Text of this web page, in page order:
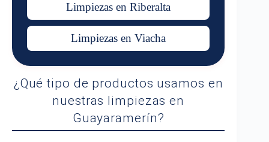
Limpiezas en Riberalta
Limpiezas en Viacha
¿Qué tipo de productos usamos en
nuestras limpiezas en
Guayaramerín?